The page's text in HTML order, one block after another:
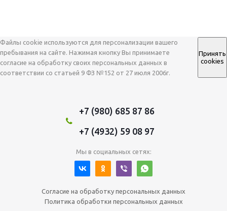
Файлы cookie используются для персонализации вашего
пребывания на сайте. Нажимая кнопку Вы принимаете
согласие на обработку своих персональных данных в
соответствии со статьей 9 ФЗ №152 от 27 июля 2006г.
Принять
cookies
+7 (980) 685 87 86
+7 (4932) 59 08 97
Мы в социальных сетях:
Согласие на обработку персональных данных
Политика обработки персональных данных